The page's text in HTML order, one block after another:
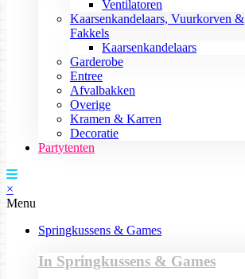
Ventilatoren
Kaarsenkandelaars, Vuurkorven &
Fakkels
Kaarsenkandelaars
Garderobe
Entree
Afvalbakken
Overige
Kramen & Karren
Decoratie
Partytenten
×
Menu
Springkussens & Games
In Springkussens & Games